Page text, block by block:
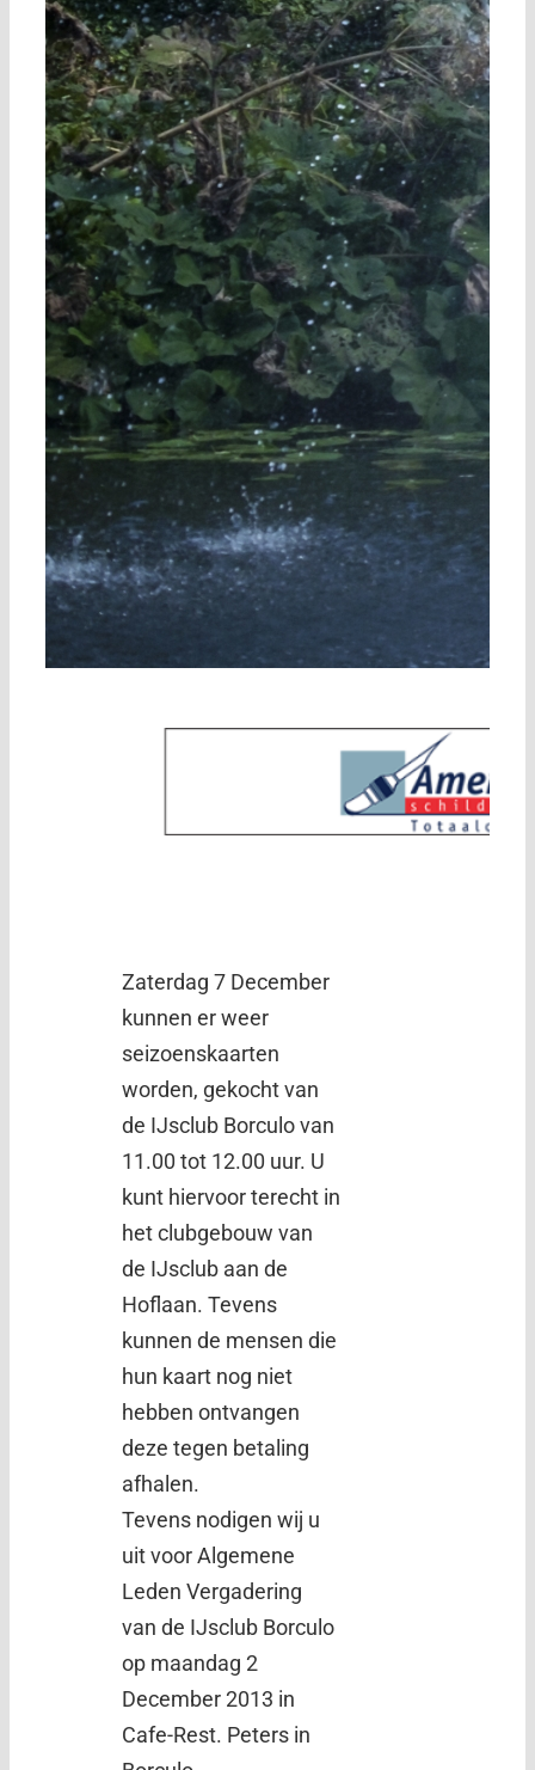
Zaterdag 7 December
kunnen er weer
seizoenskaarten
worden, gekocht van
de IJsclub Borculo van
11.00 tot 12.00 uur. U
kunt hiervoor terecht in
het clubgebouw van
de IJsclub aan de
Hoflaan. Tevens
kunnen de mensen die
hun kaart nog niet
hebben ontvangen
deze tegen betaling
afhalen.
Tevens nodigen wij u
uit voor Algemene
Leden Vergadering
van de IJsclub Borculo
op maandag 2
December 2013 in
Cafe-Rest. Peters in